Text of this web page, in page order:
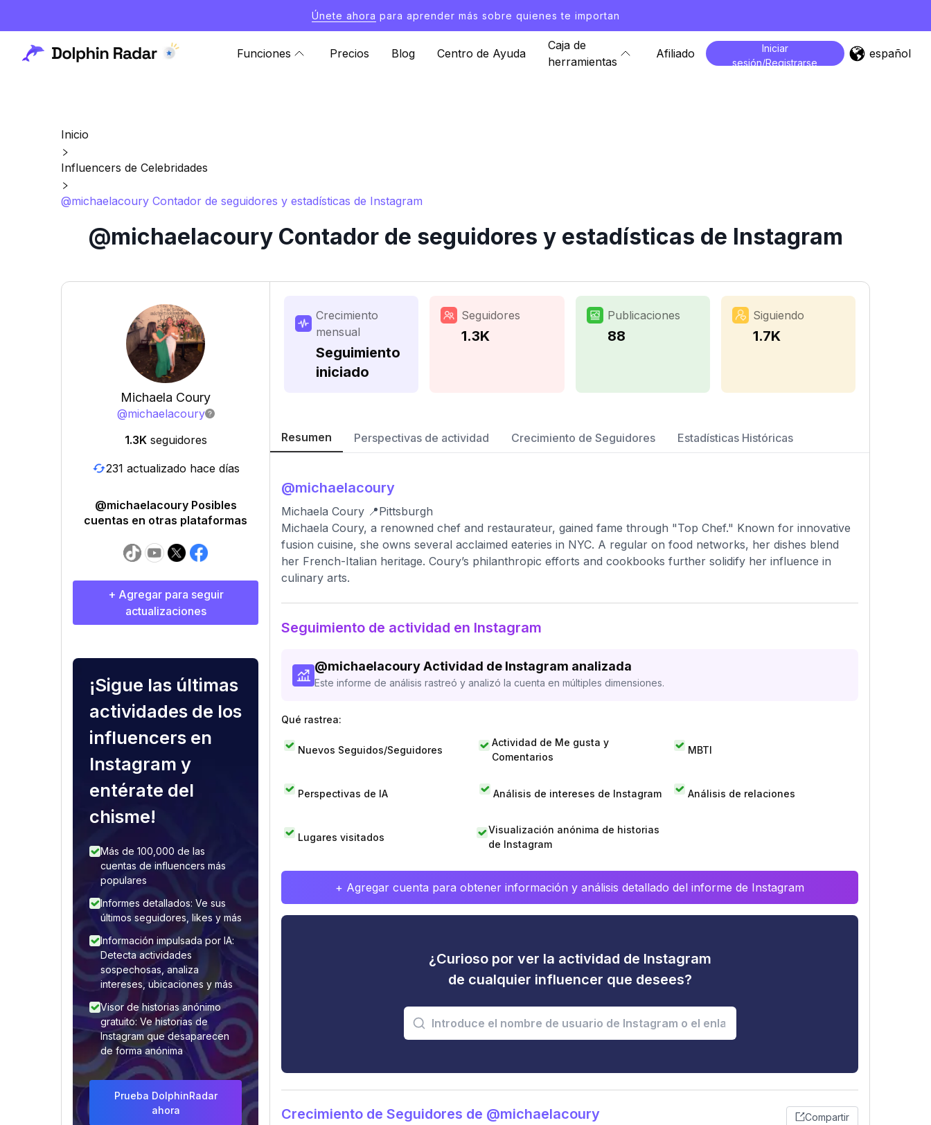
Únete ahora para aprender más sobre quienes te importan
Funciones Precios Blog Centro de Ayuda
Caja de
herramientas
Afiliado
Iniciar
sesión/Registrarse
español
Inicio
Influencers de Celebridades
@michaelacoury Contador de seguidores y estadísticas de Instagram
@michaelacoury Contador de seguidores y estadísticas de Instagram
Michaela Coury
@michaelacoury
1.3K seguidores
231 actualizado hace días
@michaelacoury Posibles
cuentas en otras plataformas
+ Agregar para seguir
actualizaciones
¡Sigue las últimas
actividades de los
influencers en
Instagram y
entérate del
chisme!
Más de 100,000 de las
cuentas de influencers más
populares
Informes detallados: Ve sus
últimos seguidores, likes y más
Información impulsada por IA:
Detecta actividades
sospechosas, analiza
intereses, ubicaciones y más
Visor de historias anónimo
gratuito: Ve historias de
Instagram que desaparecen
de forma anónima
Prueba DolphinRadar
ahora
Crecimiento
mensual
Seguimiento
iniciado
Seguidores
1.3K
Publicaciones
88
Siguiendo
1.7K
Resumen Perspectivas de actividad Crecimiento de Seguidores Estadísticas Históricas
@michaelacoury
Michaela Coury 📍Pittsburgh
Michaela Coury, a renowned chef and restaurateur, gained fame through "Top Chef." Known for innovative
fusion cuisine, she owns several acclaimed eateries in NYC. A regular on food networks, her dishes blend
her French-Italian heritage. Coury’s philanthropic efforts and cookbooks further solidify her influence in
culinary arts.
Seguimiento de actividad en Instagram
@michaelacouryActividad de Instagram analizada
Este informe de análisis rastreó y analizó la cuenta en múltiples dimensiones.
Qué rastrea:
Nuevos Seguidos/Seguidores
Actividad de Me gusta y
Comentarios
MBTI
Perspectivas de IA Análisis de intereses de Instagram Análisis de relaciones
Lugares visitados
Visualización anónima de historias
de Instagram
+ Agregar cuenta para obtener información y análisis detallado del informe de Instagram
¿Curioso por ver la actividad de Instagram
de cualquier influencer que desees?
Crecimiento de Seguidores de @michaelacoury Compartir